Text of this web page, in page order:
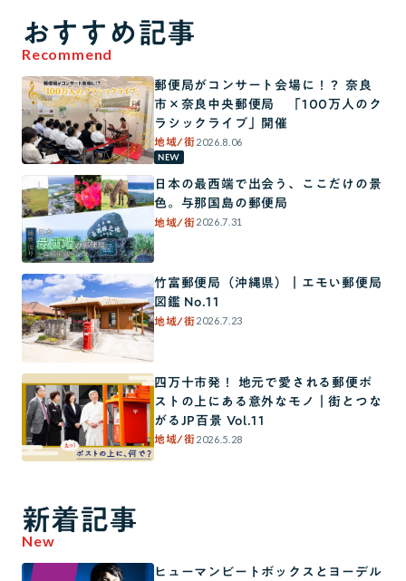
おすすめ記事
Recommend
郵便局がコンサート会場に！？ 奈良
市×奈良中央郵便局 「100万人のク
ラシックライブ」開催
地域/街2026.8.06
NEW
日本の最西端で出会う、ここだけの景
色。与那国島の郵便局
地域/街2026.7.31
竹富郵便局（沖縄県）｜エモい郵便局
図鑑 No.11
地域/街2026.7.23
四万十市発！ 地元で愛される郵便ポ
ストの上にある意外なモノ｜街とつな
がるJP百景 Vol.11
地域/街2026.5.28
新着記事
New
ヒューマンビートボックスとヨーデル